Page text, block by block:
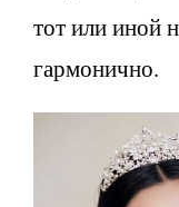
тот или иной
гармонично.